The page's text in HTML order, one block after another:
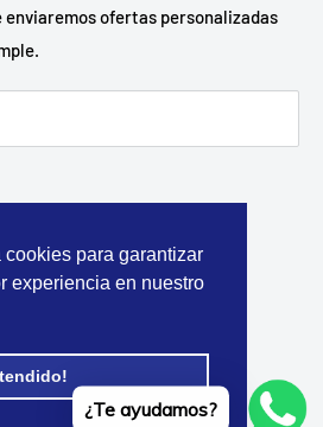
para garantizar
experiencia en nuestro
almacén central en Castellón
en stock. Gracias a ello
de equiparte." -
ofertas personalizadas
¿Te ayudamos?